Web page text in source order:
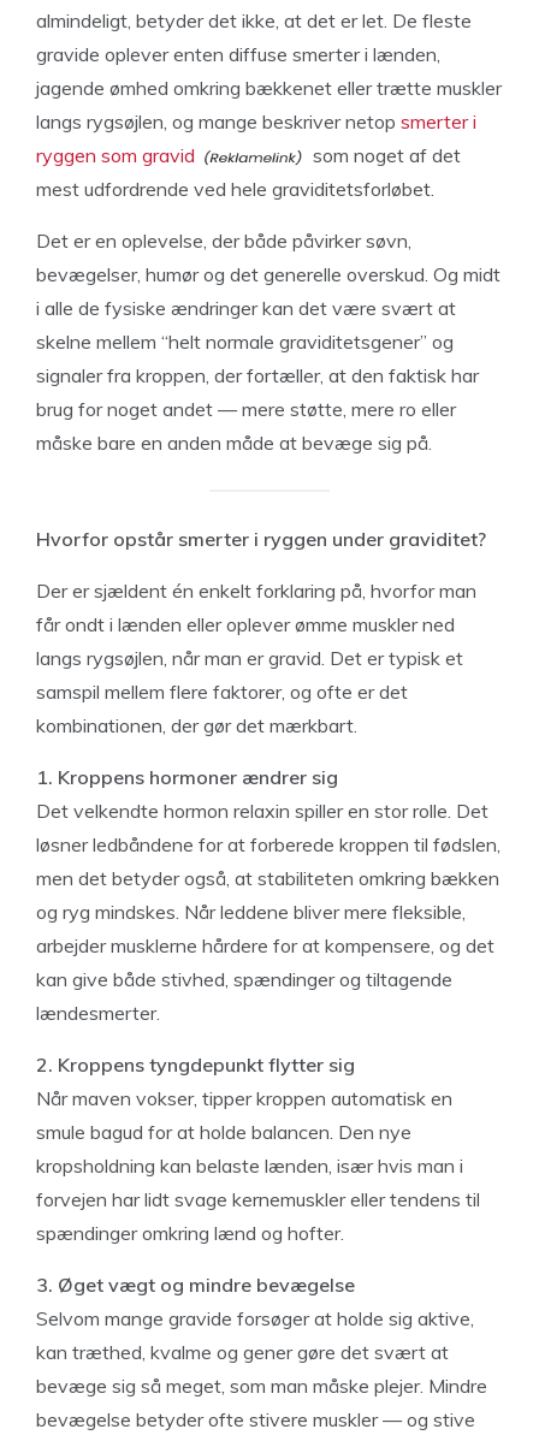
almindeligt, betyder det ikke, at det er let. De fleste
gravide oplever enten diffuse smerter i lænden,
jagende ømhed omkring bækkenet eller trætte muskler
langs rygsøjlen, og mange beskriver netop smerter i
ryggen som gravid
som noget af det
mest udfordrende ved hele graviditetsforløbet.
Det er en oplevelse, der både påvirker søvn,
bevægelser, humør og det generelle overskud. Og midt
i alle de fysiske ændringer kan det være svært at
skelne mellem “helt normale graviditetsgener” og
signaler fra kroppen, der fortæller, at den faktisk har
brug for noget andet — mere støtte, mere ro eller
måske bare en anden måde at bevæge sig på.
Hvorfor opstår smerter i ryggen under graviditet?
Der er sjældent én enkelt forklaring på, hvorfor man
får ondt i lænden eller oplever ømme muskler ned
langs rygsøjlen, når man er gravid. Det er typisk et
samspil mellem flere faktorer, og ofte er det
kombinationen, der gør det mærkbart.
1. Kroppens hormoner ændrer sig
Det velkendte hormon relaxin spiller en stor rolle. Det
løsner ledbåndene for at forberede kroppen til fødslen,
men det betyder også, at stabiliteten omkring bækken
og ryg mindskes. Når leddene bliver mere fleksible,
arbejder musklerne hårdere for at kompensere, og det
kan give både stivhed, spændinger og tiltagende
lændesmerter.
2. Kroppens tyngdepunkt flytter sig
Når maven vokser, tipper kroppen automatisk en
smule bagud for at holde balancen. Den nye
kropsholdning kan belaste lænden, især hvis man i
forvejen har lidt svage kernemuskler eller tendens til
spændinger omkring lænd og hofter.
3. Øget vægt og mindre bevægelse
Selvom mange gravide forsøger at holde sig aktive,
kan træthed, kvalme og gener gøre det svært at
bevæge sig så meget, som man måske plejer. Mindre
bevægelse betyder ofte stivere muskler — og stive